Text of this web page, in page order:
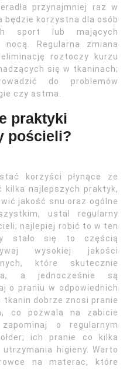
przynajmniej raz w
będzie korzystna dla osób
sport lub mających
Regularna zmiana
roztoczy kurzu
się w tkaninach;
do problemów
czy astma.
praktyki
pościeli?
korzyści płynące ze
kilka najlepszych praktyk,
jakość snu oraz ogólne
ustal regularny
najlepiej robić to w ten
stało się to częścią
wysokiej jakości
które skutecznie
a jednocześnie są
o praniu w odpowiednich
dobrze znosi pranie
co pozwala na zabicie
o regularnym
ich pranie co kilka
higieny. Warto
na materac, które